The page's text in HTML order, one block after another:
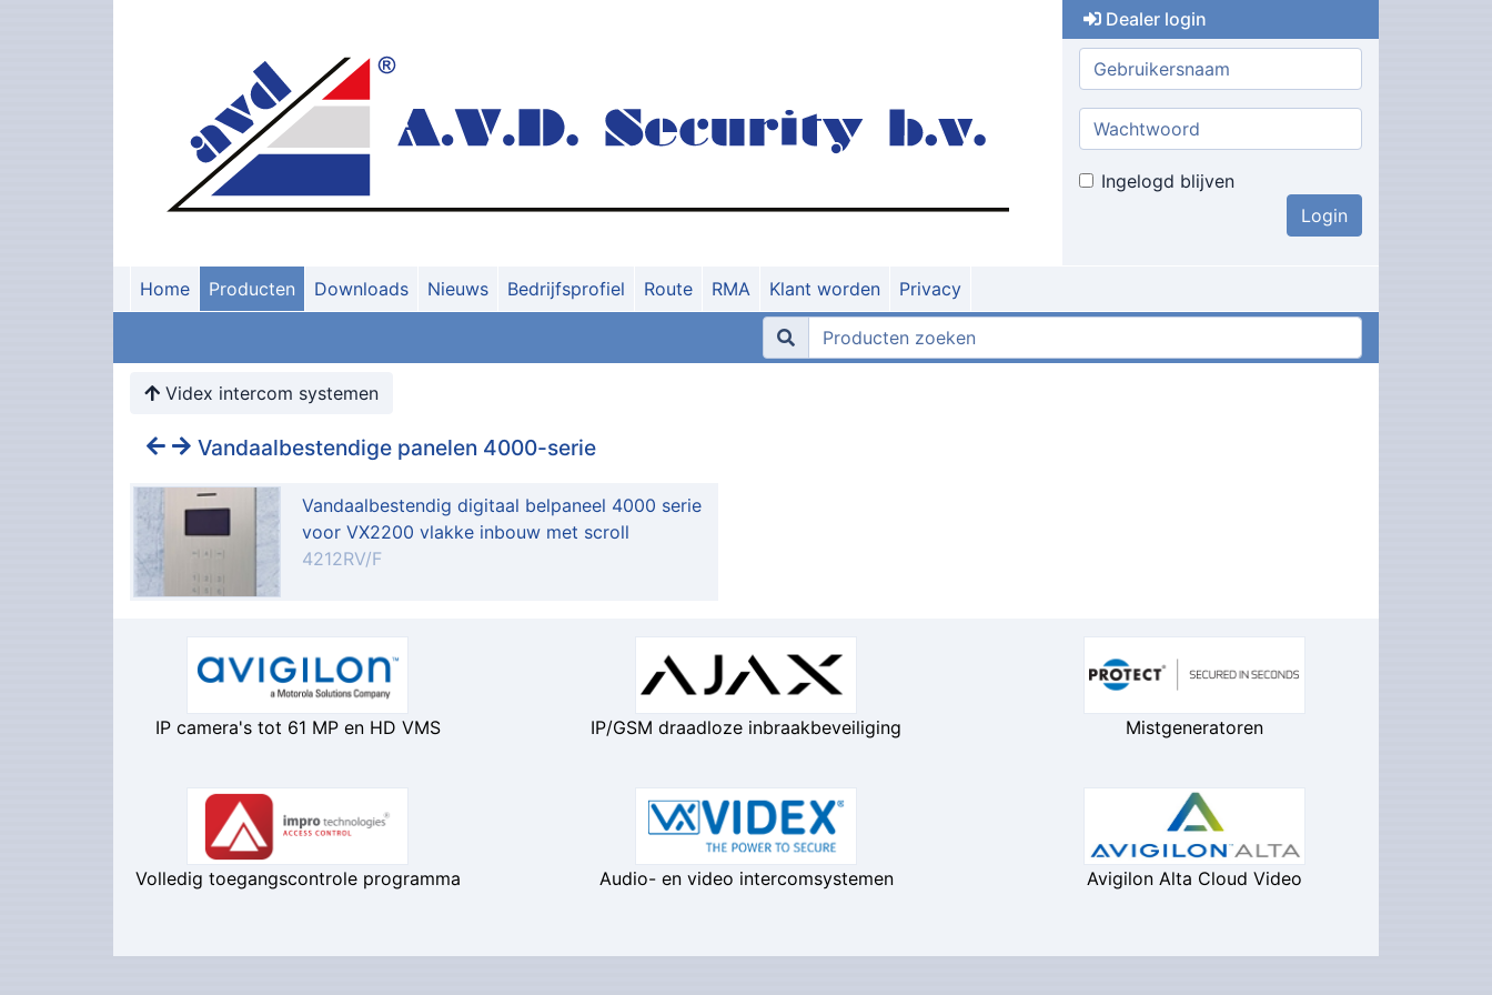
Dealer login
Gebruikersnaam:
Wachtwoord:
Ingelogd blijven
Home Producten Downloads Nieuws Bedrijfsprofiel Route RMA Klant worden Privacy
Videx intercom systemen
Vandaalbestendige panelen 4000-serie
Vandaalbestendig digitaal belpaneel 4000 serie
voor VX2200 vlakke inbouw met scroll
4212RV/F
IP camera's tot 61 MP en HD VMS IP/GSM draadloze inbraakbeveiliging Mistgeneratoren
Volledig toegangscontrole programma Audio- en video intercomsystemen Avigilon Alta Cloud Video